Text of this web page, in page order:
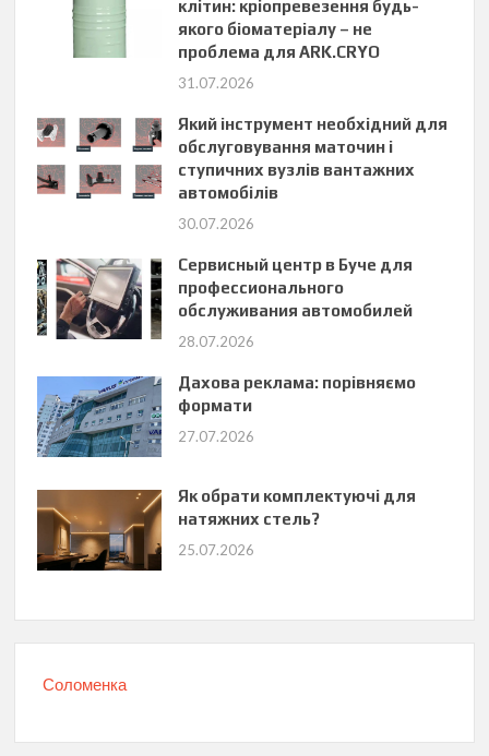
клітин: кріопревезення будь-
якого біоматеріалу – не
проблема для ARK.CRYO
31.07.2026
Який інструмент необхідний для
обслуговування маточин і
ступичних вузлів вантажних
автомобілів
30.07.2026
Сервисный центр в Буче для
профессионального
обслуживания автомобилей
28.07.2026
Дахова реклама: порівняємо
формати
27.07.2026
Як обрати комплектуючі для
натяжних стель?
25.07.2026
Соломенка